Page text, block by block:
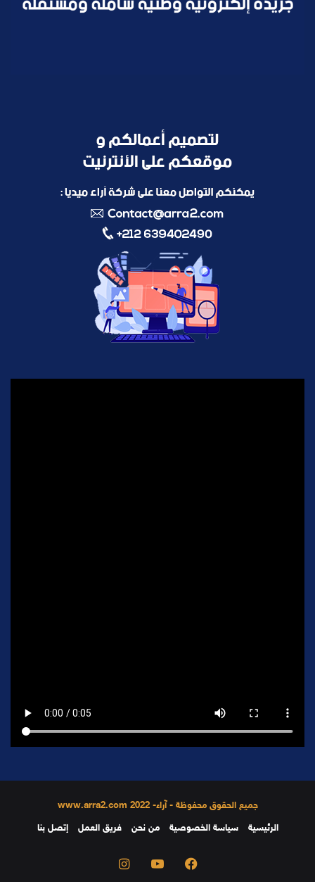
جميع الحقوق محفوظة - آراء- 2022 www.arra2.com
الرئيسية
سياسة الخصوصية من نحن فريق العمل إتصل بنا
فيسبوك يوتيوب